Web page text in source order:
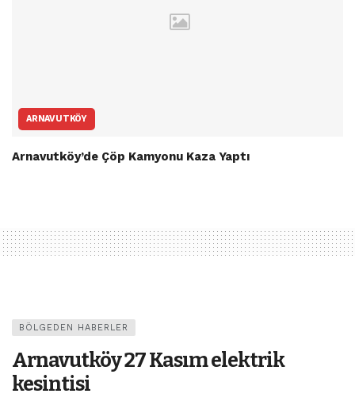
ARNAVUTKÖY
Arnavutköy’de Çöp Kamyonu Kaza Yaptı
BÖLGEDEN HABERLER
Arnavutköy 27 Kasım elektrik
kesintisi